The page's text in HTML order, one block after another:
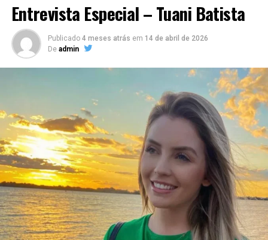
Entrevista Especial – Tuani Batista
Publicado 4 meses atrás em 14 de abril de 2026
De admin